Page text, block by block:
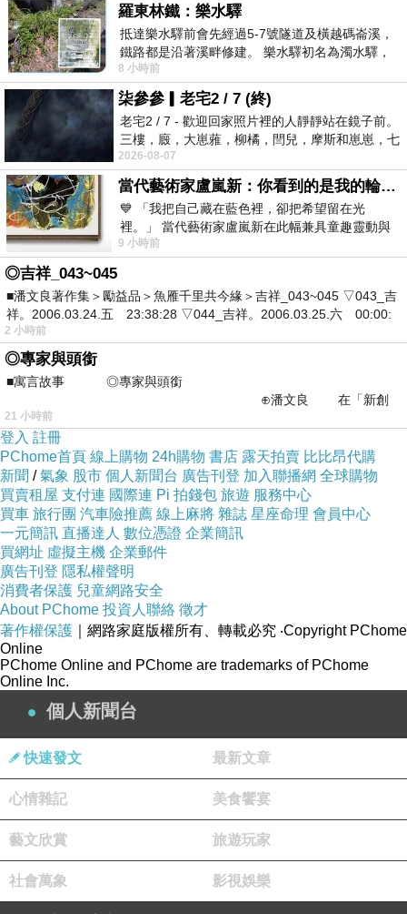
商品訊息功能
品號：4629783
純鈦製造,安心無毒
做工精緻,攜帶方便
戶外野炊輕量最佳選擇
商品訊息描述
【GSTitanium】抗菌輕量純鈦吸管
更安全無慮的鈦材質所製造
不易變形,損壞,光觸媒反應能有效抗菌
純鈦材質,耐高低溫,對人體安全無害
羅東林鐵：樂水驛
抵達樂水驛前會先經過5-7號隧道及橫越碼崙溪，
鐵路都是沿著溪畔修建。 樂水驛初名為濁水驛，
但因與臺鐵集集線車站同名，於1953
8 小時前
柒參參▎老宅2 / 7 (終)
老宅2 / 7 - 歡迎回家照片裡的人靜靜站在鏡子前。
三樓，廄，大崽蕥，柳橘，閆兒，摩斯和崽崽，七
個人整整齊齊地站在鏡框之外，如同
2026-08-07
當代藝術家盧嵐新：你看到的是我的輪廓，還是你的故事？——藏在藍色裡的希望與光
💙 「我把自己藏在藍色裡，卻把希望留在光
裡。」 當代藝術家盧嵐新在此幅兼具童趣靈動與
抽象韻味的新作中，用湛藍的羽翼般色塊包覆著
9 小時前
◎吉祥_043~045
■潘文良著作集＞勵益品＞魚雁千里共今緣＞吉祥_043~045 ▽043_吉
祥。2006.03.24.五 23:38:28 ▽044_吉祥。2006.03.25.六 00:00:
2 小時前
◎專家與頭銜
■寓言故事 ◎專家與頭銜
⊕潘文良 在「新創
之谷」裡——
21 小時前
登入 註冊
PChome首頁 線上購物 24h購物 書店 露天拍賣 比比昂代購
新聞 /氣象 股市 個人新聞台 廣告刊登 加入聯播網 全球購物
買賣租屋 支付連 國際連 Pi 拍錢包 旅遊 服務中心
買車 旅行團 汽車險推薦 線上麻將 雜誌 星座命理 會員中心
一元簡訊 直播達人 數位憑證 企業簡訊
買網址 虛擬主機 企業郵件
廣告刊登 隱私權聲明
消費者保護 兒童網路安全
About PChome 投資人聯絡 徵才
著作權保護 ｜網路家庭版權所有、轉載必究 ‧Copyright PChome
Online
PChome Online and PChome are trademarks of PChome
Online Inc.
個人新聞台
快速發文 最新文章
心情雜記 美食饗宴
藝文欣賞 旅遊玩家
社會萬象 影視娛樂